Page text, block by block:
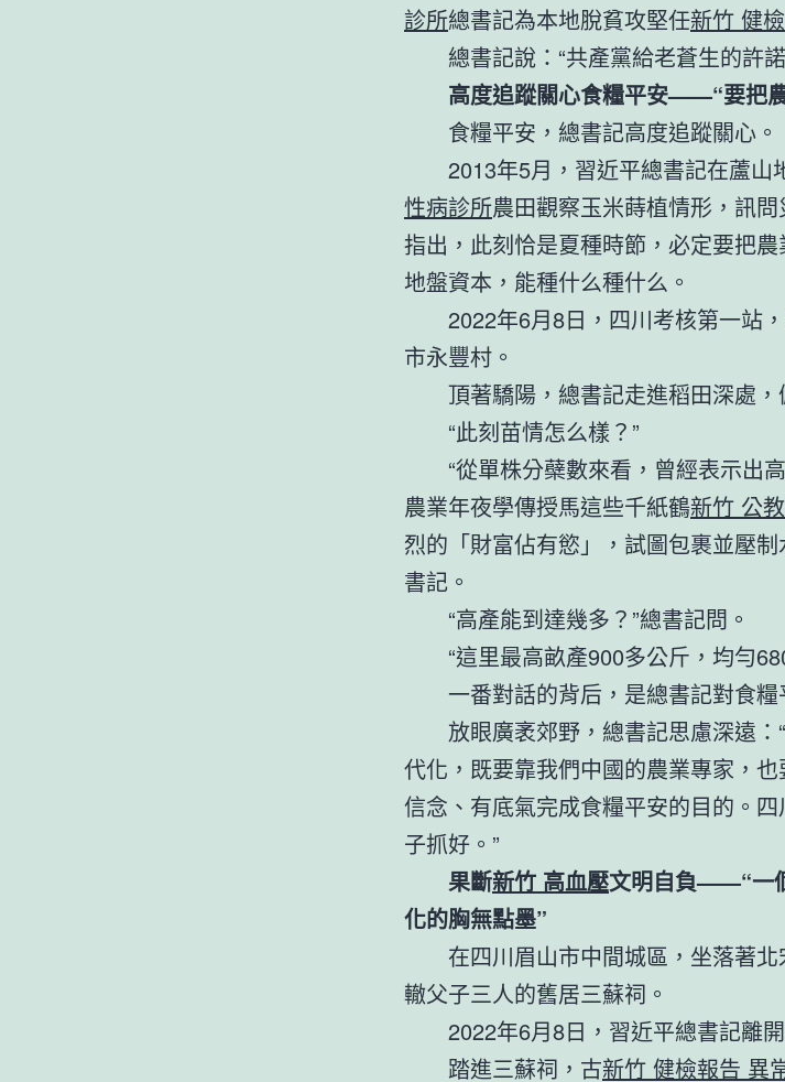
診所總書記為本地脫貧攻堅任新竹 健檢
總書記說：“共產黨給老蒼生的許
高度追蹤關心食糧平安——“要把
食糧平安，總書記高度追蹤關心。
2013年5月，習近平總書記在蘆山
性病診所農田觀察玉米蒔植情形，訊
指出，此刻恰是夏種時節，必定要把
地盤資本，能種什么種什么。
2022年6月8日，四川考核第一站
市永豐村。
頂著驕陽，總書記走進稻田深處，
“此刻苗情怎么樣？”
“從單株分蘗數來看，曾經表示出
農業年夜學傳授馬這些千紙鶴新竹 公
烈的「財富佔有慾」，試圖包裹並壓
書記。
“高產能到達幾多？”總書記問。
“這里最高畝產900多公斤，均勻
一番對話的背后，是總書記對食糧
放眼廣袤郊野，總書記思慮深遠
代化，既要靠我們中國的農業專家，
信念、有底氣完成食糧平安的目的。
子抓好。”
果斷新竹 高血壓文明自負——“一
化的胸無點墨”
在四川眉山市中間城區，坐落著
轍父子三人的舊居三蘇祠。
2022年6月8日，習近平總書記離
踏進三蘇祠，古新竹 健檢報告 異